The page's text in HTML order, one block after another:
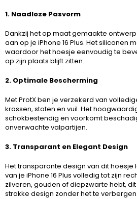
1. Naadloze Pasvorm
Dankzij het op maat gemaakte
aan op je iPhone 16 Plus. Het siliconen
waardoor het hoesje eenvoudig te
op zijn plaats blijft zitten.
2. Optimale Bescherming
Met ProtX ben je verzekerd van
krassen, stoten en vuil. Het
schokbestendig en voorkomt
onverwachte valpartijen.
3. Transparant en Elegant Design
Het transparante design van dit hoesje
van je iPhone 16 Plus volledig tot zijn
zilveren, gouden of diepzwarte hebt,
strakke design zonder het te verbergen.